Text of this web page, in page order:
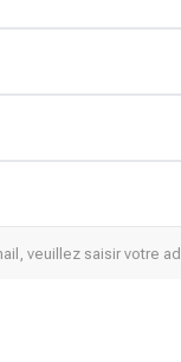
veuillez saisir votre